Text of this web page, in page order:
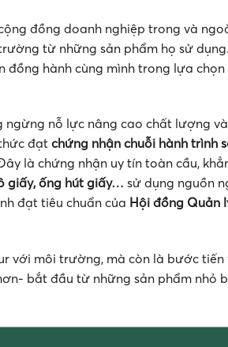
đồng doanh nghiệp trong và
từ những sản phẩm họ sử
hành cùng mình trong lựa chọn
ngừng nỗ lực nâng cao chất lượng
đạt chứng nhận chuỗi hành trình
là chứng nhận uy tín toàn cầu,
giấy, ống hút giấy… sử dụng nguồn
đạt tiêu chuẩn của Hội đồng Quản
với môi trường, mà còn là bước tiến
bắt đầu từ những sản phẩm nhỏ